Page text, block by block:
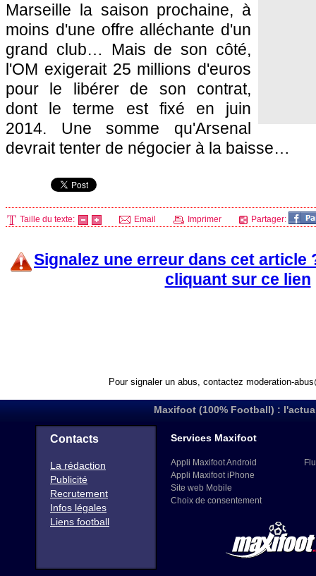
Marseille la saison prochaine, à
moins d'une offre alléchante d'un
grand club… Mais de son côté,
l'OM exigerait 25 millions d'euros
pour le libérer de son contrat,
dont le terme est fixé en juin
2014. Une somme qu'Arsenal
devrait tenter de négocier à la baisse…
Taille du texte: Email Imprimer Partager:
Signalez une erreur dans cet article
cliquant sur ce lien
Pour signaler un abus, contactez moderation-
Maxifoot (100% Football) :
Contacts
La rédaction
Publicité
Recrutement
Infos légales
Liens football
Services Maxifoot
Appli Maxifoot Android
Appli Maxifoot iPhone
Site web Mobile
Choix de consentement